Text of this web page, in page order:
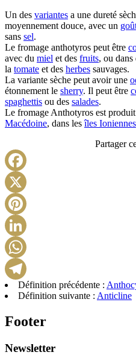
Un des variantes a une dureté
moyennement douce, avec un
sans sel.
Le fromage anthotyros peut être
avec du miel et des fruits, ou dans
la tomate et des herbes sauvages.
La variante sèche peut avoir une
étonnement le sherry. Il peut être
spaghettis ou des salades.
Le fromage Anthotyros est
Macédoine, dans lesîles Ioniennes
Partager
Définition précédente :
Définition suivante : Anticline
Footer
Newsletter